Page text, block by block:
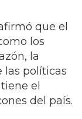
que el
los
la
las políticas
el
del país.